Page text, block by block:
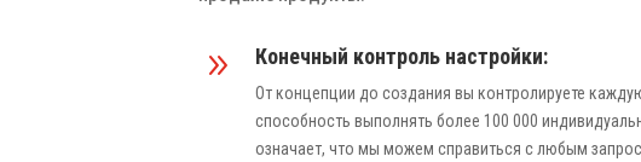
9 Конечный контроль настройки:
От концепции до создания вы контролируете
способность выполнять более 100 000
означает, что мы можем справиться с любым